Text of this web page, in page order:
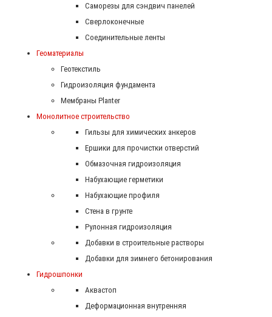
Саморезы для сэндвич панелей
Сверлоконечные
Соединительные ленты
Геоматериалы
Геотекстиль
Гидроизоляция фундамента
Мембраны Planter
Монолитное строительство
Гильзы для химических анкеров
Ершики для прочистки отверстий
Обмазочная гидроизоляция
Набухающие герметики
Набухающие профиля
Стена в грунте
Рулонная гидроизоляция
Добавки в строительные растворы
Добавки для зимнего бетонирования
Гидрошпонки
Аквастоп
Деформационная внутренняя